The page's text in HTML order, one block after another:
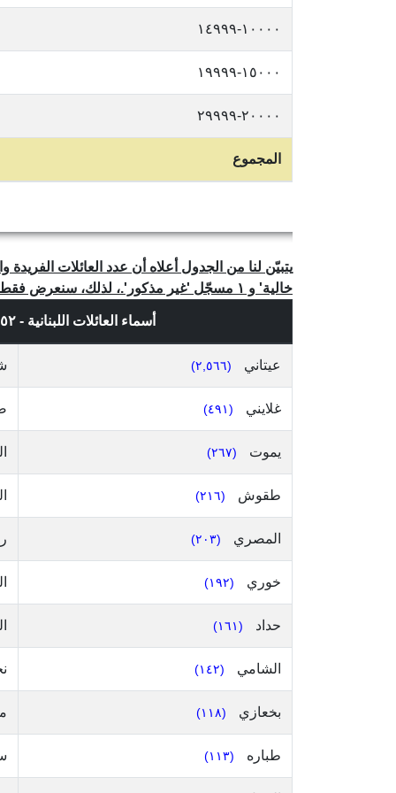
١٠٠٠٠-١٤٩٩٩
١٥٠٠٠-١٩٩٩٩
٢٠٠٠٠-٢٩٩٩٩
المجموع
خالية' و ١ مسجّل 'غير مذكور'.، لذلك، سنعرض فقط العائلات المذكورة أكثر من ٢ مرة.
أسماء العائلات اللبنانية - ٥,٠٥٢ إسم عائلة فريد، حسب
عيتاني (٢,٥٦٦)
غلايني (٤٩١)
يموت (٢٦٧)
طقوش (٢١٦)
المصري (٢٠٣)
خوري (١٩٢)
حداد (١٦١)
الشامي (١٤٢)
بخعازي (١١٨)
طباره (١١٣)